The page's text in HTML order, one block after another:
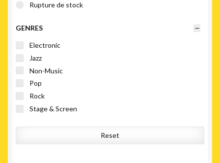
Rupture de stock
GENRES
Electronic
Jazz
Non-Music
Pop
Rock
Stage & Screen
Reset